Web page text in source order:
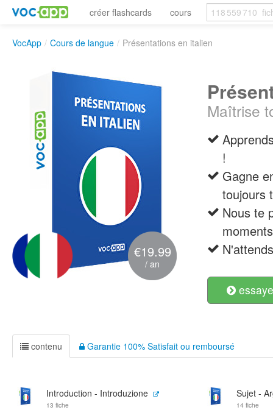
créer flashcards cours
VocApp / Cours de langue / Présentations en italien
€19.99
/ an
Maîtrise
!
Gagne
toujours
Nous te
contenu Garantie 100% Satisfait ou remboursé
Introduction - Introduzione
13 fiche
Sujet -
14 fiche